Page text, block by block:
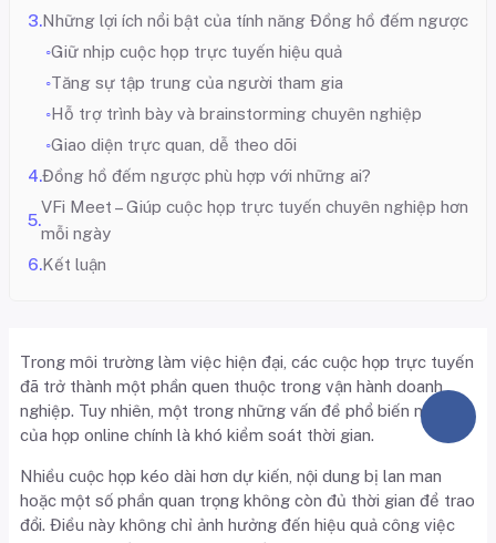
Những lợi ích nổi bật của tính năng Đồng hồ đếm ngược
Giữ nhịp cuộc họp trực tuyến hiệu quả
Tăng sự tập trung của người tham gia
Hỗ trợ trình bày và brainstorming chuyên nghiệp
Giao diện trực quan, dễ theo dõi
Đồng hồ đếm ngược phù hợp với những ai?
VFi Meet – Giúp cuộc họp trực tuyến chuyên nghiệp hơn
mỗi ngày
Kết luận
Trong môi trường làm việc hiện đại, các cuộc họp trực tuyến
đã trở thành một phần quen thuộc trong vận hành doanh
nghiệp. Tuy nhiên, một trong những vấn đề phổ biến nhất
của họp online chính là khó kiểm soát thời gian.
Nhiều cuộc họp kéo dài hơn dự kiến, nội dung bị lan man
hoặc một số phần quan trọng không còn đủ thời gian để trao
đổi. Điều này không chỉ ảnh hưởng đến hiệu quả công việc